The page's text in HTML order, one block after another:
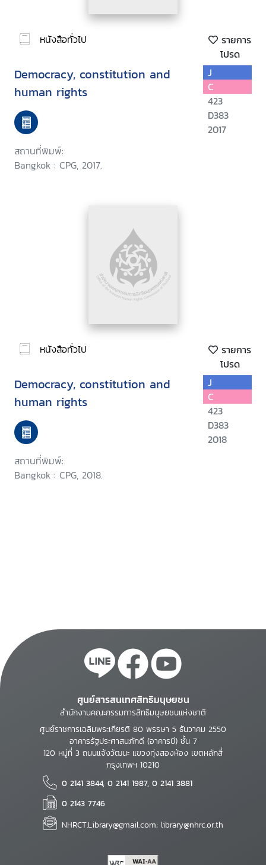
หนังสือทั่วไป
รายการ
โปรด
Democracy, constitution and
human rights
สถานที่พิมพ์:
Bangkok : CPG, 2017.
J
C
423
D383
2017
หนังสือทั่วไป
รายการ
โปรด
Democracy, constitution and
human rights
สถานที่พิมพ์:
Bangkok : CPG, 2018.
J
C
423
D383
2018
ศูนย์สารสนเทศสิทธิมนุษยชน
สำนักงานคณะกรรมการสิทธิมนุษยชนแห่งชาติ
ศูนย์ราชการเฉลิมพระเกียรติ 80 พรรษา 5 ธันวาคม 2550
อาคารรัฐประศาสนภักดี (อาคารบี) ชั้น 7
120 หมู่ที่ 3 ถนนแจ้งวัฒนะ แขวงทุ่งสองห้อง เขตหลักสี่
กรุงเทพฯ 10210
0 2141 3844, 0 2141 1987, 0 2141 3881
0 2143 7746
NHRCT.Library@gmail.com; library@nhrc.or.th